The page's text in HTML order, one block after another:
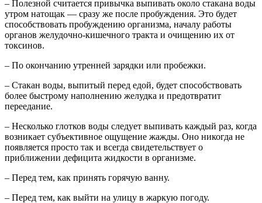
– Полезной считается привычка выпивать около стакана воды
утром натощак — сразу же после пробуждения. Это будет
способствовать пробуждению организма, началу работы
органов желудочно-кишечного тракта и очищению их от
токсинов.
– По окончанию утренней зарядки или пробежки.
– Стакан воды, выпитый перед едой, будет способствовать
более быстрому наполнению желудка и предотвратит
переедание.
– Несколько глотков воды следует выпивать каждый раз, когда
возникает субъективное ощущение жажды. Оно никогда не
появляется просто так и всегда свидетельствует о
приближении дефицита жидкости в организме.
– Перед тем, как принять горячую ванну.
– Перед тем, как выйти на улицу в жаркую погоду.